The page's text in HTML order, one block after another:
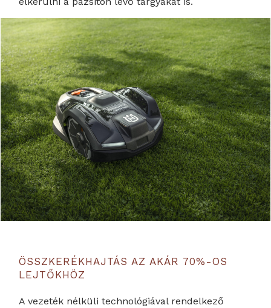
ÖSSZKERÉKHAJTÁS AZ AKÁR 70%-OS
LEJTŐKHÖZ
A vezeték nélküli technológiával rendelkező